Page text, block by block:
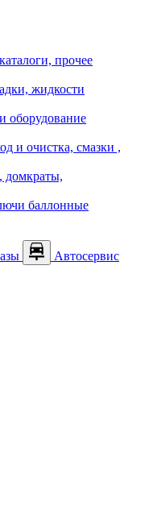
прочее
жидкости
оборудование
и очистка, смазки ,
домкраты,
баллонные
Автосервис